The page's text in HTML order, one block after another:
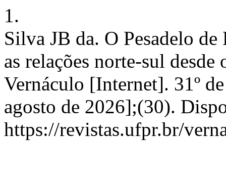
1.
Silva JB da. O Pesadelo
as relações norte-sul
Vernáculo [Internet]. 31º
agosto de 2026];(30).
https://revistas.ufpr.br/